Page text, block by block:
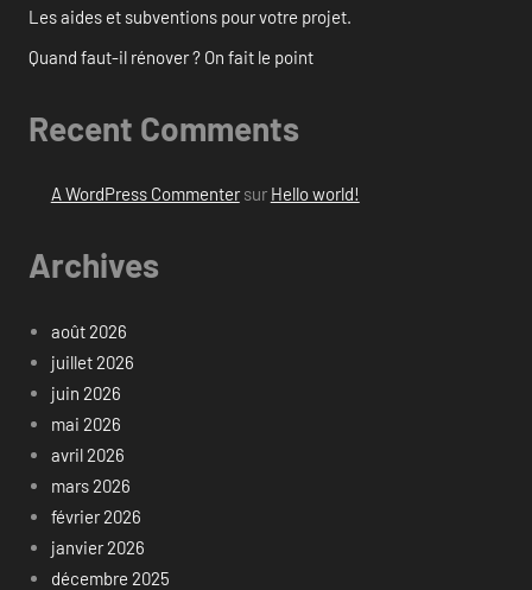
Les aides et subventions pour votre projet.
Quand faut-il rénover ? On fait le point
Recent Comments
A WordPress Commentersur Hello world!
Archives
août 2026
juillet 2026
juin 2026
mai 2026
avril 2026
mars 2026
février 2026
janvier 2026
décembre 2025